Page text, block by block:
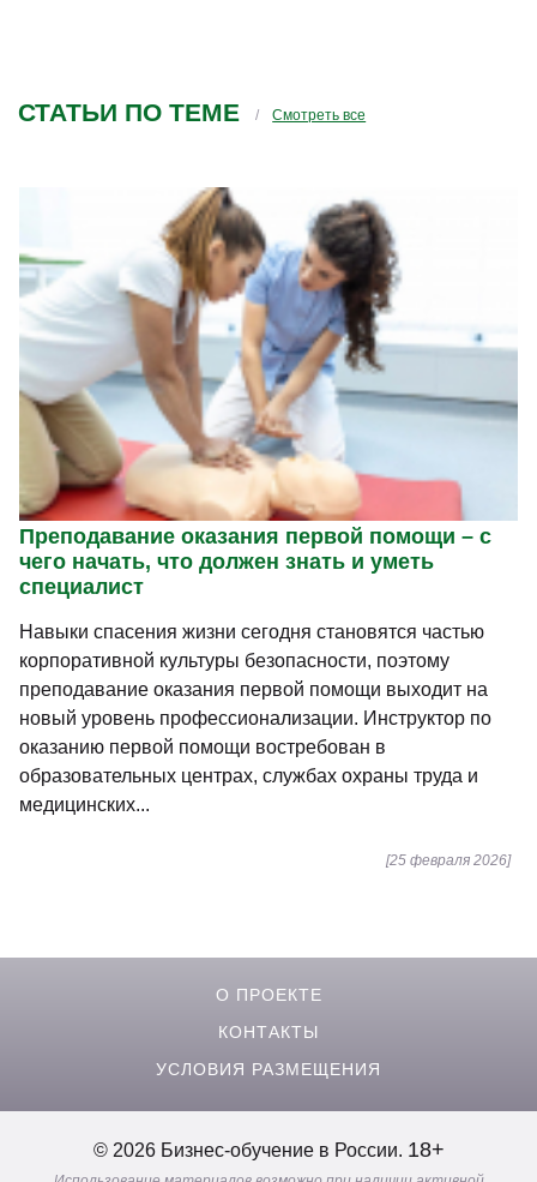
СТАТЬИ ПО ТЕМЕ Смотреть все
Преподавание оказания первой помощи – с
чего начать, что должен знать и уметь
специалист
Навыки спасения жизни сегодня становятся частью
корпоративной культуры безопасности, поэтому
преподавание оказания первой помощи выходит на
новый уровень профессионализации. Инструктор по
оказанию первой помощи востребован в
образовательных центрах, службах охраны труда и
медицинских...
[25 февраля 2026]
О ПРОЕКТЕ
КОНТАКТЫ
УСЛОВИЯ РАЗМЕЩЕНИЯ
© 2026 Бизнес-обучение в России. 18+